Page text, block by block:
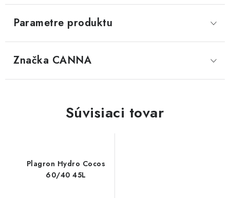
Parametre produktu
Značka CANNA
Súvisiaci tovar
Plagron Hydro Cocos
60/40 45L